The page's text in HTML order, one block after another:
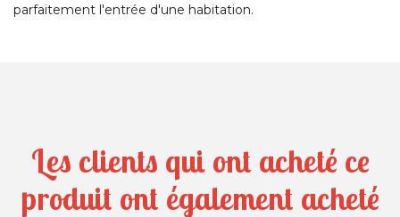
parfaitement l'entrée d'une habitation.
Les clients qui ont acheté ce
produit ont également acheté